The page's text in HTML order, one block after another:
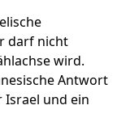
darf nicht
wird.
Antwort
und ein